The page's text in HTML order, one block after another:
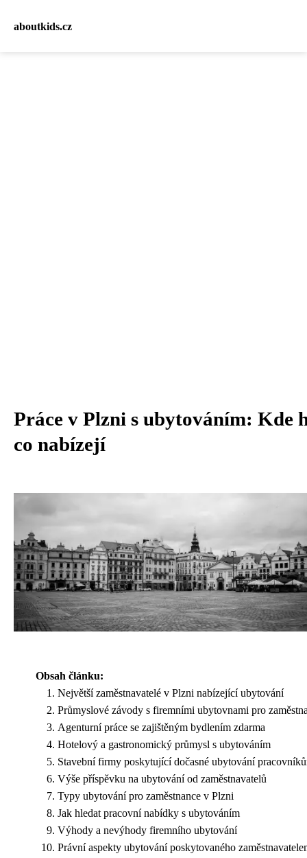
aboutkids.cz
Práce v Plzni s ubytováním: Kde
co nabízejí
Obsah článku:
Největší zaměstnavatelé v Plzni nabízející ubytování
Průmyslové závody s firemními ubytovnami pro
Agenturní práce se zajištěným bydlením zdarma
Hotelový a gastronomický průmysl s ubytováním
Stavební firmy poskytující dočasné ubytování
Výše příspěvku na ubytování od zaměstnavatelů
Typy ubytování pro zaměstnance v Plzni
Jak hledat pracovní nabídky s ubytováním
Výhody a nevýhody firemního ubytování
Právní aspekty ubytování poskytovaného